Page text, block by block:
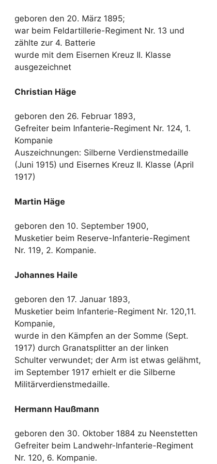
geboren den 20. März 1895;
war beim Feldartillerie-Regiment Nr. 13 und
zählte zur 4. Batterie
wurde mit dem Eisernen Kreuz II. Klasse
ausgezeichnet
Christian Häge
geboren den 26. Februar 1893,
Gefreiter beim Infanterie-Regiment Nr. 124, 1.
Kompanie
Auszeichnungen: Silberne Verdienstmedaille
(Juni 1915) und Eisernes Kreuz II. Klasse (April
1917)
Martin Häge
geboren den 10. September 1900,
Musketier beim Reserve-Infanterie-Regiment
Nr. 119, 2. Kompanie.
Johannes Haile
geboren den 17. Januar 1893,
Musketier beim Infanterie-Regiment Nr. 120,11.
Kompanie,
wurde in den Kämpfen an der Somme (Sept.
1917) durch Granatsplitter an der linken
Schulter verwundet; der Arm ist etwas gelähmt,
im September 1917 erhielt er die Silberne
Militärverdienstmedaille.
Hermann Haußmann
geboren den 30. Oktober 1884 zu Neenstetten
Gefreiter beim Landwehr-Infanterie-Regiment
Nr. 120, 6. Kompanie.